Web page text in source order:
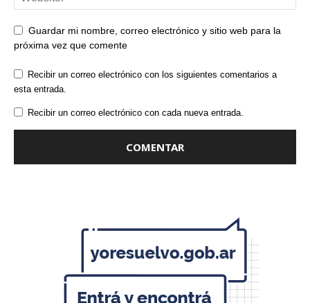
Guardar mi nombre, correo electrónico y sitio web para la
próxima vez que comente
Recibir un correo electrónico con los siguientes comentarios a
esta entrada.
Recibir un correo electrónico con cada nueva entrada.